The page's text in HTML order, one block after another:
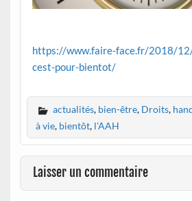
https://www.faire-face.fr/2018/
cest-pour-bientot/
actualités, bien-être, Droits,
à vie, bientôt, l'AAH
Laisser un commentaire